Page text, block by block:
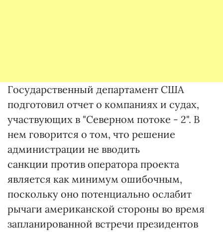
Государственный департамент США
подготовил отчет о компаниях и судах,
участвующих в "Северном потоке - 2". В
нем говорится о том, что решение
администрации не вводить
санкции против оператора проекта
является как минимум ошибочным,
поскольку оно потенциально ослабит
рычаги американской стороны во время
запланированной встречи президентов